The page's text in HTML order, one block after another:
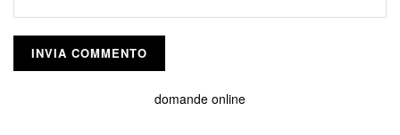
domande online